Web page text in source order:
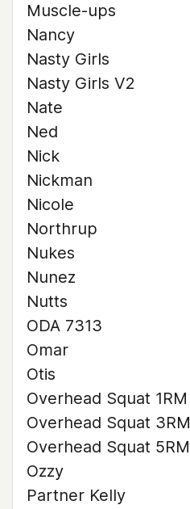
Muscle-ups
Nancy
Nasty Girls
Nasty Girls V2
Nate
Ned
Nick
Nickman
Nicole
Northrup
Nukes
Nunez
Nutts
ODA 7313
Omar
Otis
Overhead Squat 1RM
Overhead Squat 3RM
Overhead Squat 5RM
Ozzy
Partner Kelly